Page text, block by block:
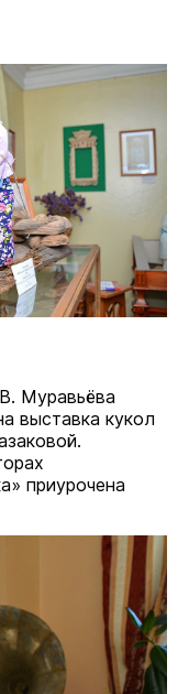
Муравьёва
выставка кукол
приурочена